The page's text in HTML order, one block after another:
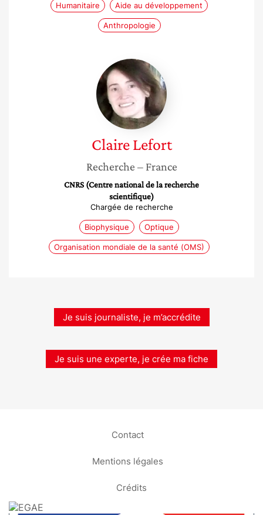
Humanitaire Aide au développement
Anthropologie
Claire
Lefort
Claire Lefort
Recherche – France
CNRS (Centre national de la recherche
scientifique)
Chargée de recherche
Biophysique Optique
Organisation mondiale de la santé (OMS)
Je suis journaliste, je m’accrédite
Je suis une experte, je crée ma fiche
Contact
Mentions légales
Crédits